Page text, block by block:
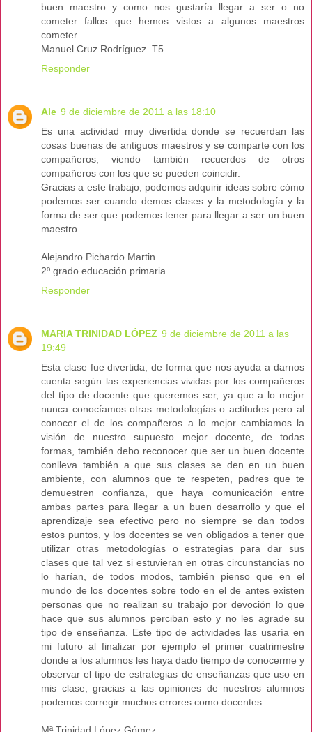
buen maestro y como nos gustaría llegar a ser o no
cometer fallos que hemos vistos a algunos maestros
cometer.
Manuel Cruz Rodríguez. T5.
Responder
Ale 9 de diciembre de 2011 a las 18:10
Es una actividad muy divertida donde se recuerdan las
cosas buenas de antiguos maestros y se comparte con los
compañeros, viendo también recuerdos de otros
compañeros con los que se pueden coincidir.
Gracias a este trabajo, podemos adquirir ideas sobre cómo
podemos ser cuando demos clases y la metodología y la
forma de ser que podemos tener para llegar a ser un buen
maestro.
Alejandro Pichardo Martin
2º grado educación primaria
Responder
MARIA TRINIDAD LÓPEZ 9 de diciembre de 2011 a las
19:49
Esta clase fue divertida, de forma que nos ayuda a darnos
cuenta según las experiencias vividas por los compañeros
del tipo de docente que queremos ser, ya que a lo mejor
nunca conocíamos otras metodologías o actitudes pero al
conocer el de los compañeros a lo mejor cambiamos la
visión de nuestro supuesto mejor docente, de todas
formas, también debo reconocer que ser un buen docente
conlleva también a que sus clases se den en un buen
ambiente, con alumnos que te respeten, padres que te
demuestren confianza, que haya comunicación entre
ambas partes para llegar a un buen desarrollo y que el
aprendizaje sea efectivo pero no siempre se dan todos
estos puntos, y los docentes se ven obligados a tener que
utilizar otras metodologías o estrategias para dar sus
clases que tal vez si estuvieran en otras circunstancias no
lo harían, de todos modos, también pienso que en el
mundo de los docentes sobre todo en el de antes existen
personas que no realizan su trabajo por devoción lo que
hace que sus alumnos perciban esto y no les agrade su
tipo de enseñanza. Este tipo de actividades las usaría en
mi futuro al finalizar por ejemplo el primer cuatrimestre
donde a los alumnos les haya dado tiempo de conocerme y
observar el tipo de estrategias de enseñanzas que uso en
mis clase, gracias a las opiniones de nuestros alumnos
podemos corregir muchos errores como docentes.